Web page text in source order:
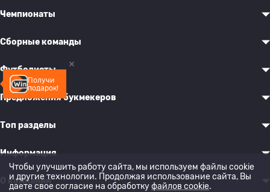
Получи
подарок!
Чемпионаты
Сборные команды
Футболисты
Предложения букмекеров
Топ разделы
Информация
О компании
Чтобы улучшить работу сайта, мы используем файлы cookie
и другие технологии. Продолжая использование сайта, Вы
даете свое согласие на обработкуфайлов cookie.